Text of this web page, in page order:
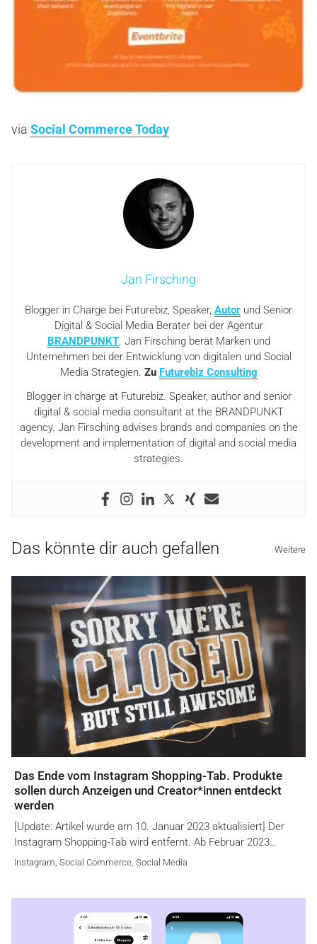
via Social Commerce Today
Jan Firsching
Blogger in Charge bei Futurebiz, Speaker, Autor und Senior
Digital & Social Media Berater bei der Agentur
BRANDPUNKT. Jan Firsching berät Marken und
Unternehmen bei der Entwicklung von digitalen und Social
Media Strategien. Zu Futurebiz Consulting
Blogger in charge at Futurebiz. Speaker, author and senior
digital & social media consultant at the BRANDPUNKT
agency. Jan Firsching advises brands and companies on the
development and implementation of digital and social media
strategies.
Das könnte dir auch gefallen Weitere
Das Ende vom Instagram Shopping-Tab. Produkte
sollen durch Anzeigen und Creator*innen entdeckt
werden
[Update: Artikel wurde am 10. Januar 2023 aktualisiert] Der
Instagram Shopping-Tab wird entfernt. Ab Februar 2023…
Instagram, Social Commerce, Social Media